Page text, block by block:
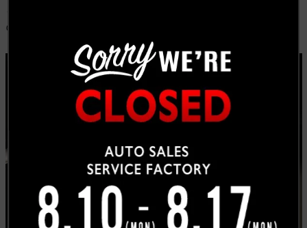
のデザインのカッコよさは重要です。